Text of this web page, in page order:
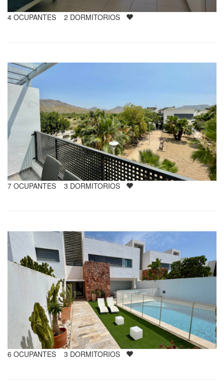
4 OCUPANTES 2 DORMITORIOS
7 OCUPANTES 3 DORMITORIOS
6 OCUPANTES 3 DORMITORIOS